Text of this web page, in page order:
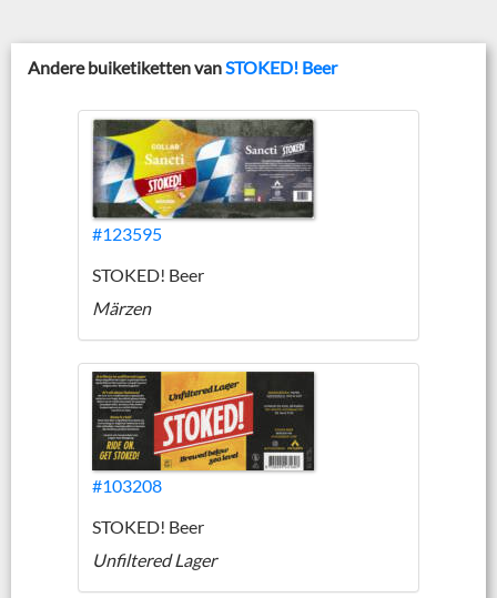
Andere buiketiketten vanSTOKED! Beer
#123595
STOKED! Beer
Märzen
#103208
STOKED! Beer
Unfiltered Lager